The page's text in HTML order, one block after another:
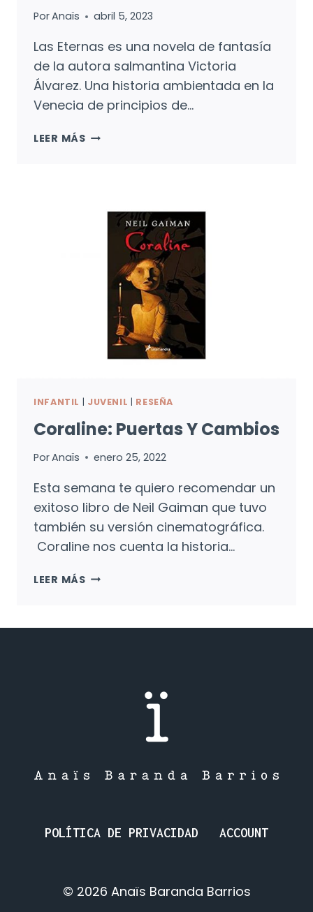
PorAnaïs abril 5, 2023
Las Eternas es una novela de fantasía
de la autora salmantina Victoria
Álvarez. Una historia ambientada en la
Venecia de principios de…
LEER MÁSLAS
INFANTIL | JUVENIL | RESEÑA
Coraline: Puertas Y Cambios
PorAnaïs enero 25, 2022
Esta semana te quiero recomendar un
exitoso libro de Neil Gaiman que tuvo
también su versión cinematográfica.
Coraline nos cuenta la historia…
LEER MÁSCORALINE:
POLÍTICA DE PRIVACIDAD ACCOUNT
© 2026 Anaïs Baranda Barrios